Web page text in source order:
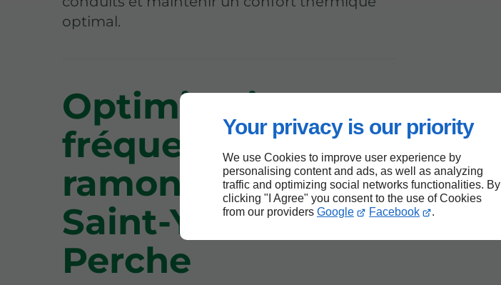
Your privacy is our priority
We use Cookies to improve user experience by
personalising content and ads, as well as analyzing
traffic and optimizing social networks functionalities. By
clicking "I Agree" you consent to the use of Cookies
from our providers Google Facebook .
optimal.
Optimisation et
fréquence du
ramonage à
Saint-Yrieix-la-
Perche